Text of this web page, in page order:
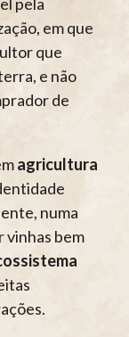
em que
que
e não
de
agricultura
numa
vinhas bem